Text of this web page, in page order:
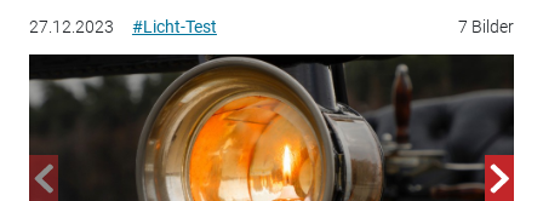
27.12.2023 #Licht-Test 7 Bilder